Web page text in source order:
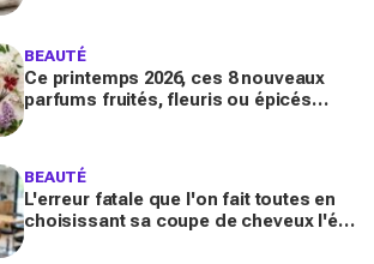
BEAUTÉ
Ce printemps 2026, ces 8 nouveaux
parfums fruités, fleuris ou épicés
BEAUTÉ
L'erreur fatale que l'on fait toutes en
choisissant sa coupe de cheveux l'été